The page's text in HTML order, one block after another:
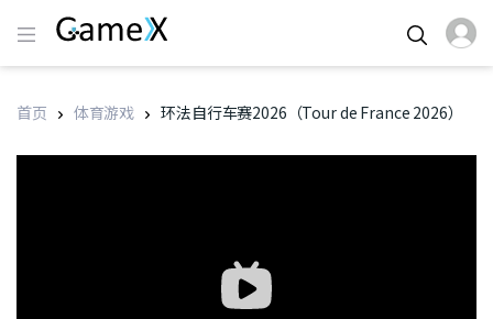
首页 体育游戏 环法自行车赛2026（Tour de France 2026）